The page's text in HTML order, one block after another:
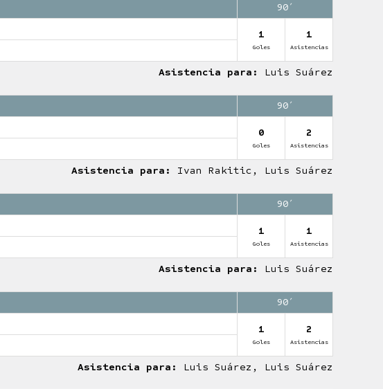
90′
1
Goles
1
Asistencias
Asistencia para: Luis Suárez
90′
0
Goles
2
Asistencias
Asistencia para: Ivan Rakitic, Luis Suárez
90′
1
Goles
1
Asistencias
Asistencia para: Luis Suárez
90′
1
Goles
2
Asistencias
Asistencia para: Luis Suárez, Luis Suárez